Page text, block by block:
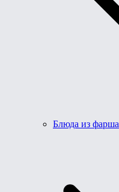
Блюда из фарша